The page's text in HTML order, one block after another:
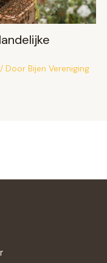
/ Door Bijen Vereniging